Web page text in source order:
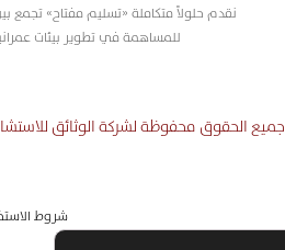
جميع الحقوق محفوظة لشركة الوثائق
نقدم حلولاً متكاملة «تسليم مفتاح» تجمع بين
للمساهمة في تطوير بيئات
شروط